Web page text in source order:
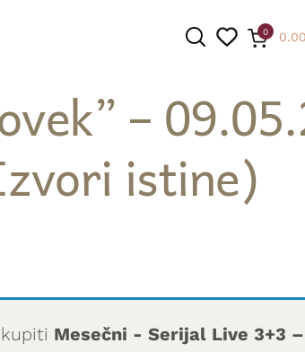
PRETRAGA
0 0.00
–
istine)
Mesečni - Serijal Live 3+3